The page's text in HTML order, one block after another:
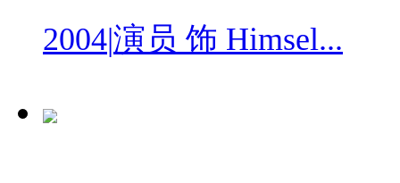
2004|演员 饰 Himsel...